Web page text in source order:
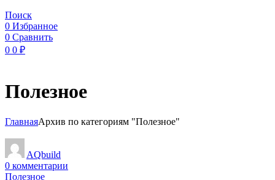
Поиск
0 Избранное
0 Сравнить
0 0 ₽
Полезное
ГлавнаяАрхив по категориям "Полезное"
AQbuild
0 комментарии
Полезное